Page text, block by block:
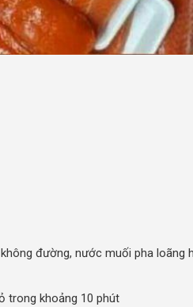
đường, nước muối pha loãng
trong khoảng 10 phút